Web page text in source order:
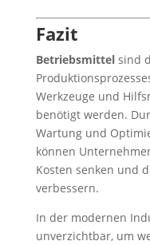
Fazit
Betriebsmittelsind
Werkzeuge und
benötigt werden.
Wartung und
können
Kosten senken und
verbessern.
In der modernen
unverzichtbar, um